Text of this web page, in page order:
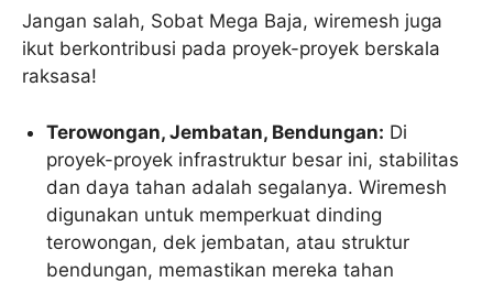
Jangan salah, Sobat Mega Baja, wiremesh juga
ikut berkontribusi pada proyek-proyek berskala
raksasa!
Terowongan, Jembatan, Bendungan: Di
proyek-proyek infrastruktur besar ini, stabilitas
dan daya tahan adalah segalanya. Wiremesh
digunakan untuk memperkuat dinding
terowongan, dek jembatan, atau struktur
bendungan, memastikan mereka tahan